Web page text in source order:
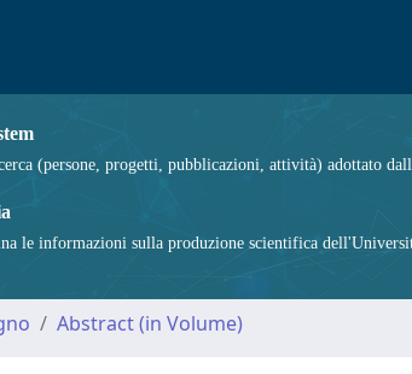
(persone, progetti, pubblicazioni, attività) adottato
le informazioni sulla produzione scientifica
Abstract (in Volume)